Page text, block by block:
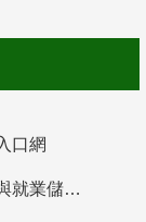
口網
青年教育與就業儲蓄帳戶